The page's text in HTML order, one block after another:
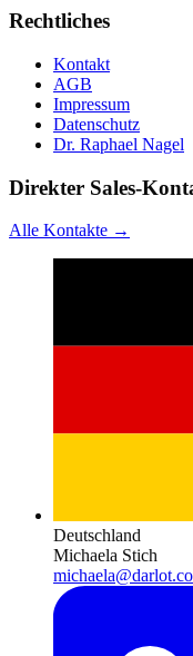
Rechtliches
Kontakt
AGB
Impressum
Datenschutz
Dr. Raphael Nagel
Direkter Sales-
Alle Kontakte →
Deutschland
Michaela Stich
michaela@darlot.co